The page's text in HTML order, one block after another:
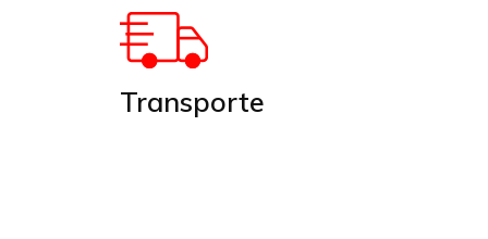
Transporte